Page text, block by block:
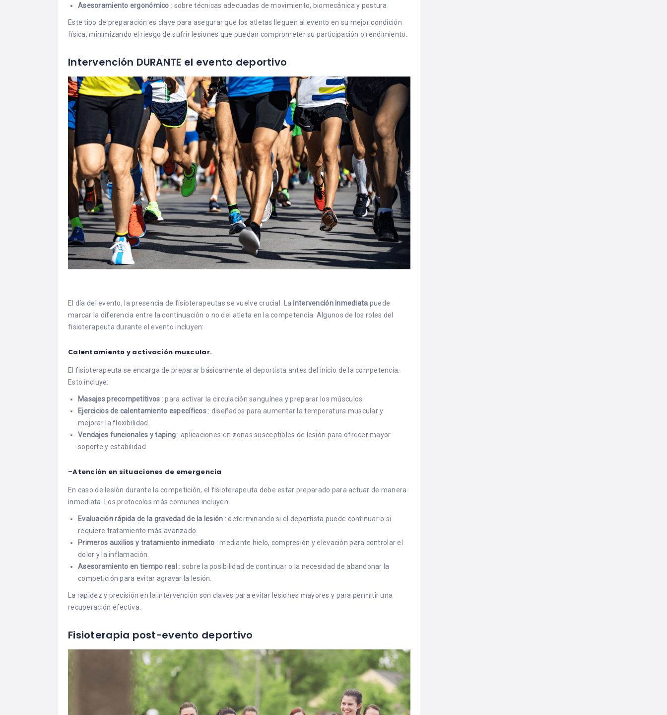
Asesoramiento ergonómico : sobre técnicas adecuadas de movimiento, biomecánica y postura.
Este tipo de preparación es clave para asegurar que los atletas lleguen al evento en su mejor condición
física, minimizando el riesgo de sufrir lesiones que puedan comprometer su participación o rendimiento.
Intervención DURANTE el evento deportivo
El día del evento, la presencia de fisioterapeutas se vuelve crucial. Laintervención inmediata puede
marcar la diferencia entre la continuación o no del atleta en la competencia. Algunos de los roles del
fisioterapeuta durante el evento incluyen:
Calentamiento y activación muscular.
El fisioterapeuta se encarga de preparar básicamente al deportista antes del inicio de la competencia.
Esto incluye:
Masajes precompetitivos : para activar la circulación sanguínea y preparar los músculos.
Ejercicios de calentamiento específicos: diseñados para aumentar la temperatura muscular y
mejorar la flexibilidad.
Vendajes funcionales y taping : aplicaciones en zonas susceptibles de lesión para ofrecer mayor
soporte y estabilidad.
–Atención en situaciones de emergencia
En caso de lesión durante la competición, el fisioterapeuta debe estar preparado para actuar de manera
inmediata. Los protocolos más comunes incluyen:
Evaluación rápida de la gravedad de la lesión : determinando si el deportista puede continuar o si
requiere tratamiento más avanzado.
Primeros auxilios y tratamiento inmediato : mediante hielo, compresión y elevación para controlar el
dolor y la inflamación.
Asesoramiento en tiempo real : sobre la posibilidad de continuar o la necesidad de abandonar la
competición para evitar agravar la lesión.
La rapidez y precisión en la intervención son claves para evitar lesiones mayores y para permitir una
recuperación efectiva.
Fisioterapia post-evento deportivo